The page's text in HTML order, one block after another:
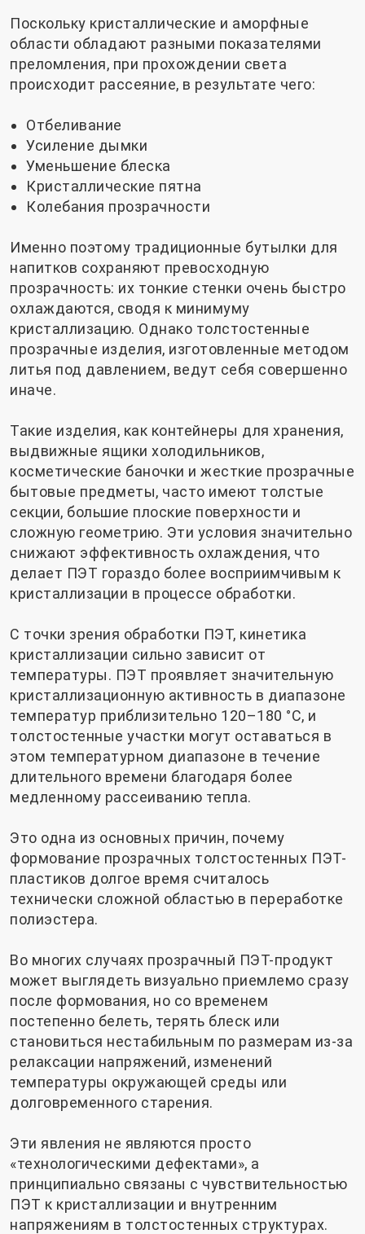
Поскольку кристаллические и аморфные
области обладают разными показателями
преломления, при прохождении света
происходит рассеяние, в результате чего:
Отбеливание
Усиление дымки
Уменьшение блеска
Кристаллические пятна
Колебания прозрачности
Именно поэтому традиционные бутылки для
напитков сохраняют превосходную
прозрачность: их тонкие стенки очень быстро
охлаждаются, сводя к минимуму
кристаллизацию. Однако толстостенные
прозрачные изделия, изготовленные методом
литья под давлением, ведут себя совершенно
иначе.
Такие изделия, как контейнеры для хранения,
выдвижные ящики холодильников,
косметические баночки и жесткие прозрачные
бытовые предметы, часто имеют толстые
секции, большие плоские поверхности и
сложную геометрию. Эти условия значительно
снижают эффективность охлаждения, что
делает ПЭТ гораздо более восприимчивым к
кристаллизации в процессе обработки.
С точки зрения обработки ПЭТ, кинетика
кристаллизации сильно зависит от
температуры. ПЭТ проявляет значительную
кристаллизационную активность в диапазоне
температур приблизительно 120–180 °C, и
толстостенные участки могут оставаться в
этом температурном диапазоне в течение
длительного времени благодаря более
медленному рассеиванию тепла.
Это одна из основных причин, почему
формование прозрачных толстостенных ПЭТ-
пластиков долгое время считалось
технически сложной областью в переработке
полиэстера.
Во многих случаях прозрачный ПЭТ-продукт
может выглядеть визуально приемлемо сразу
после формования, но со временем
постепенно белеть, терять блеск или
становиться нестабильным по размерам из-за
релаксации напряжений, изменений
температуры окружающей среды или
долговременного старения.
Эти явления не являются просто
«технологическими дефектами», а
принципиально связаны с чувствительностью
ПЭТ к кристаллизации и внутренним
напряжениям в толстостенных структурах.